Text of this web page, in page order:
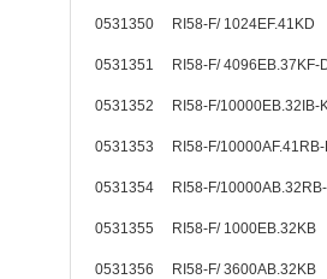
0531350 RI58-F/ 1024EF.41KD
0531351 RI58-F/
0531352 RI58-F/
0531353 RI58-F/
0531354 RI58-F/
0531355 RI58-F/ 1000EB.32KB
0531356 RI58-F/ 3600AB.32KB